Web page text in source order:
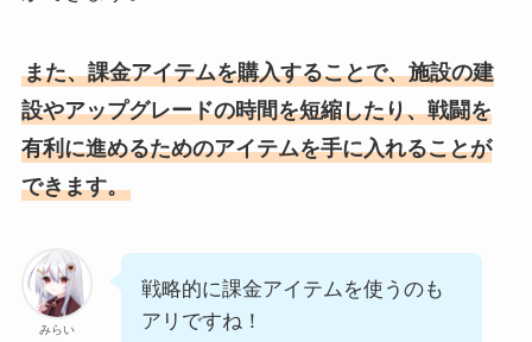
また、課金アイテムを購入することで、施設の建
設やアップグレードの時間を短縮したり、戦闘を
有利に進めるためのアイテムを手に入れることが
できます。
みらい
戦略的に課金アイテムを使うのも
アリですね！